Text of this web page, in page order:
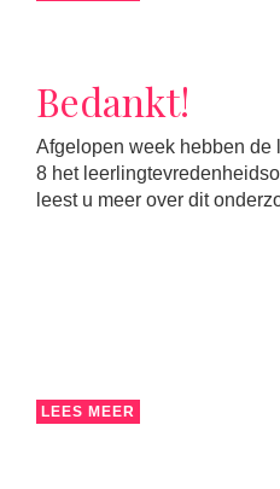
Bedankt!
Afgelopen week hebben de
8 het
leest u meer over dit
LEES MEER